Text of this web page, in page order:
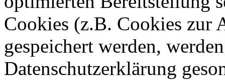
Cookies (z.B. Cookies zur
gespeichert werden,
Datenschutzerklärung